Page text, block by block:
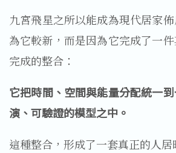
九宮飛星之所以能成為現代居家
為它較新，而是因為它完成了一
完成的整合：
它把時間、空間與能量分配統一
演、可驗證的模型之中。
這種整合，形成了一套真正的人居